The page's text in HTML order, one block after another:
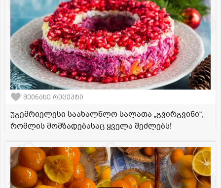
შეინახე რეცეპტი
უგემრიელესი საახალწლო სალათა „გვირგვინი“,
რომლის მომზადებასაც ყველა შეძლებს!